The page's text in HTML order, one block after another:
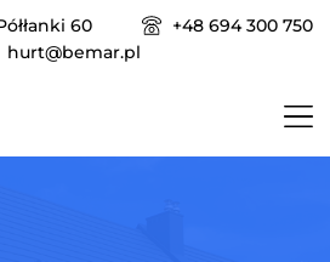
60
+48 694 300 750
hurt@bemar.pl